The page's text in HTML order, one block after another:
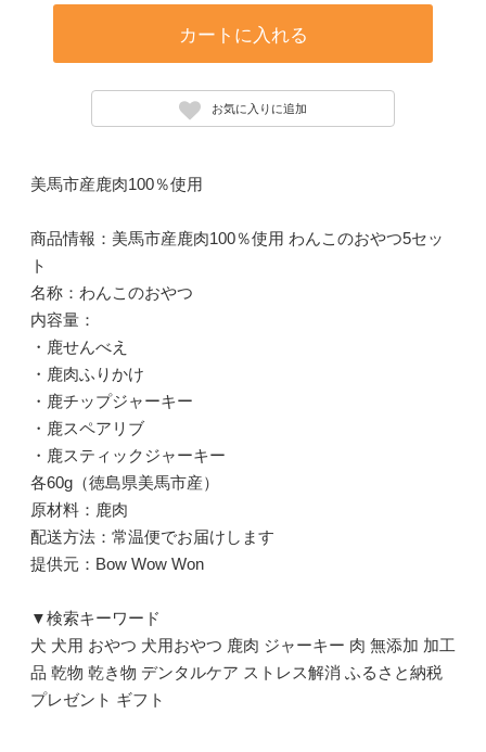
カートに入れる
お気に入りに追加
美馬市産鹿肉100％使用
商品情報：美馬市産鹿肉100％使用 わんこのおやつ5セッ
ト
名称：わんこのおやつ
内容量：
・鹿せんべえ
・鹿肉ふりかけ
・鹿チップジャーキー
・鹿スペアリブ
・鹿スティックジャーキー
各60g（徳島県美馬市産）
原材料：鹿肉
配送方法：常温便でお届けします
提供元：Bow Wow Won
▼検索キーワード
犬 犬用 おやつ 犬用おやつ 鹿肉 ジャーキー 肉 無添加 加工
品 乾物 乾き物 デンタルケア ストレス解消 ふるさと納税
プレゼント ギフト